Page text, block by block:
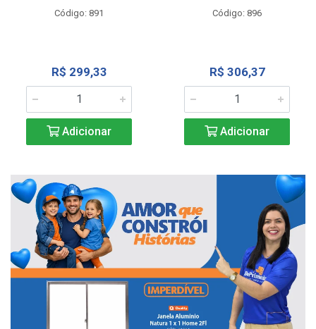
Código: 891
R$ 299,33
Adicionar
Código: 896
R$ 306,37
Adicionar